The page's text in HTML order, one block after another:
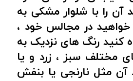
آن را با شلوار مشکی به
در مجالس خود ،
کنید رنگ های نزدیک به
مختلف سبز ، زرد و یا
مثل نارنجی یا بنفش